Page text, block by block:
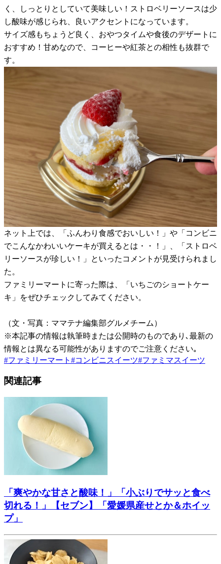
く、しっとりとしていて美味しい！ストロベリーソースは少
し酸味が感じられ、良いアクセントになっています。
サイズ感もちょうど良く、おやつタイムや食後のデザートに
おすすめ！甘めなので、コーヒーや紅茶との相性も抜群で
す。
ネット上では、「ふんわり食感でおいしい！」や「コンビニ
でこんなかわいいケーキが買えるとは・・！」、「ストロベ
リーソースが珍しい！」といったコメントが見受けられまし
た。
ファミリーマートに寄った際は、「いちごのショートケー
キ」をぜひチェックしてみてください。
（文・写真：ママテナ編集部グルメチーム）
※本記事の情報は執筆時または公開時のものであり､最新の
情報とは異なる可能性がありますのでご注意ください｡
#ファミリーマート #コンビニスイーツ#ファミマスイーツ
関連記事
「爽やかな甘さと酸味！」「小ぶりでサッと食べ
切れる！」【セブン】「愛媛県産せとか＆ホイッ
プ」